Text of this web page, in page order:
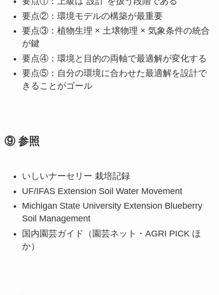
要点②：環境モデルの構築が最重要
要点③：植物生理 × 土壌物理 × 気象条件の統合
が鍵
要点④：環境と目的の両軸で最適解が変化する
要点⑤：自分の環境に合わせた最適解を設計で
きることがゴール
⑨ 参照
いしいナーセリー 栽培記録
UF/IFAS Extension Soil Water Movement
Michigan State University Extension Blueberry
Soil Management
国内園芸ガイド（園芸ネット・AGRI PICK ほ
か）